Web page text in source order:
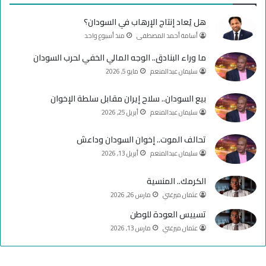
ب
و
ك
u
T
u
b
e
ت
ق
م
هل يُعاد إنتاج الإرهاب في السودان؟
أسامة أحمد المصطفى منذ أسبوع واحد
ما وراء البنادق.. الوجه المالي الخفي لحرب السودان
سليمان عبدالمنعم مايو 5, 2026
بيع السودان.. سلاح إيران مقابل سلطة الإخوان
سليمان عبدالمنعم أبريل 25, 2026
تحالف الموت.. إخوان السودان وداعش
سليمان عبدالمنعم أبريل 13, 2026
الكرمك.. المنسية
عثمان ميرغني مارس 26, 2026
تسييس العودة للوطن
عثمان ميرغني مارس 13, 2026